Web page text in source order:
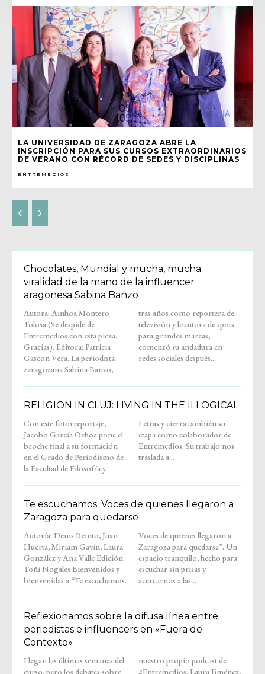
LA UNIVERSIDAD DE ZARAGOZA ABRE LA
INSCRIPCIÓN PARA SUS CURSOS EXTRAORDINARIOS
DE VERANO CON RÉCORD DE SEDES Y DISCIPLINAS
ENTREMEDIOS
Chocolates, Mundial y mucha, mucha
viralidad de la mano de la influencer
aragonesa Sabina Banzo
Autora: Ainhoa Montero
Tolosa (Se despide de
Entremedios con esta pieza.
Gracias). Editora: Patricia
Gascón Vera. La periodista
zaragozana Sabina Banzo,
tras años como reportera de
televisión y locutora de spots
para grandes marcas,
comenzó su andadura en
redes sociales después...
RELIGION IN CLUJ: LIVING IN THE ILLOGICAL
Con este fotorreportaje,
Jacobo García Ochoa pone el
broche final a su formación
en el Grado de Periodismo de
la Facultad de Filosofía y
Letras y cierra también su
etapa como colaborador de
Entremedios. Su trabajo nos
traslada a...
Te escuchamos. Voces de quienes llegaron a
Zaragoza para quedarse
Autoría: Denis Benito, Juan
Huerta, Miriam Gavín, Laura
González y Ana Valle Edición:
Toñi Nogales Bienvenidos y
bienvenidas a “Te escuchamos.
Voces de quienes llegaron a
Zaragoza para quedarse”. Un
espacio tranquilo, hecho para
escuchar sin prisas y
acercarnos a las...
Reflexionamos sobre la difusa línea entre
periodistas e influencers en «Fuera de
Contexto»
Llegan las últimas semanas del
curso, pero los debates sobre
nuestro propio podcast de
#Entremedios. Laura Jiménez,